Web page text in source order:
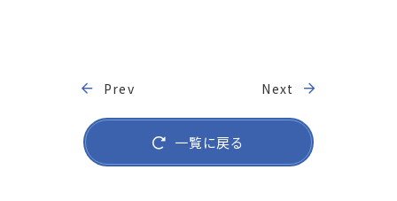
Prev
一覧に戻る
Next